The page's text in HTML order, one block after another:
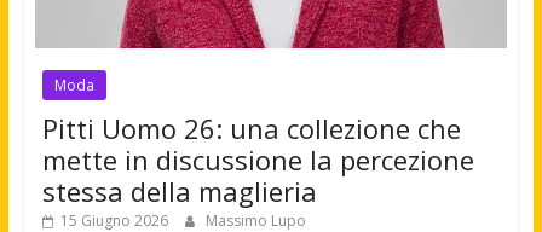
Moda
Pitti Uomo 26: una collezione che
mette in discussione la percezione
stessa della maglieria
15 Giugno 2026 Massimo Lupo